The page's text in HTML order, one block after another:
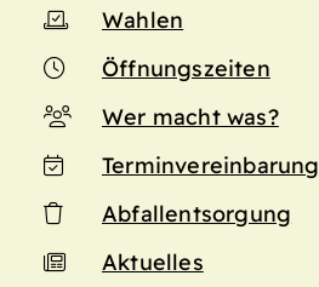
Wahlen
Öffnungszeiten
Wer macht was?
Terminvereinbarung
Abfallentsorgung
Aktuelles